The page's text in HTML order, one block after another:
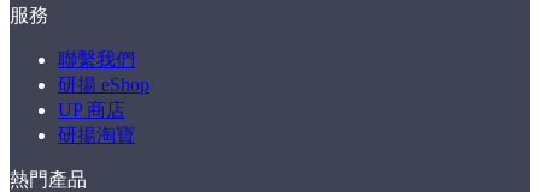
服務
聯繫我們
研揚 eShop
UP 商店
研揚淘寶
熱門產品